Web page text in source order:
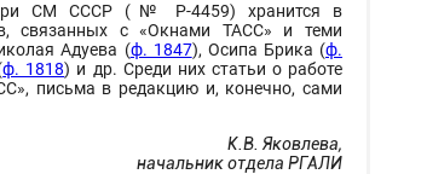
при СМ СССР (№ Р-4459) хранится в
связанных с «Окнами ТАСС» и теми
Адуева (ф. 1847), Осипа Брика (ф.
ф. 1818) и др. Среди них статьи о работе
письма в редакцию и, конечно, сами
К.В. Яковлева,
начальник отдела РГАЛИ